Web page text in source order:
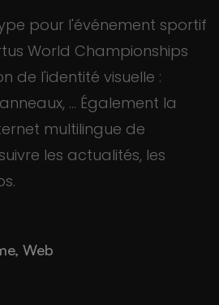
pour l'événement sportif
World Championships
de l'identité visuelle :
... Également la
multilingue de
les actualités, les
Web